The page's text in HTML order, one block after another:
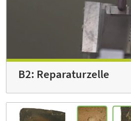
B2: Reparaturzelle